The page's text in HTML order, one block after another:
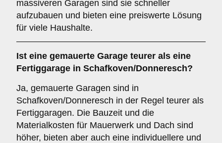
massiveren Garagen sind sie schneller
aufzubauen und bieten eine preiswerte Lösung
für viele Haushalte.
Ist eine gemauerte Garage teurer als eine
Fertiggarage in Schafkoven/Donneresch?
Ja, gemauerte Garagen sind in
Schafkoven/Donneresch in der Regel teurer als
Fertiggaragen. Die Bauzeit und die
Materialkosten für Mauerwerk und Dach sind
höher, bieten aber auch eine individuellere und